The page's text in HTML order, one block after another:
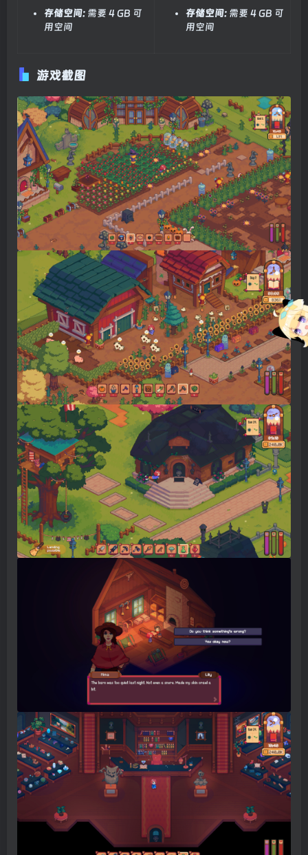
存储空间: 需要 4 GB 可
用空间
存储空间: 需要 4 GB 可
用空间
游戏截图